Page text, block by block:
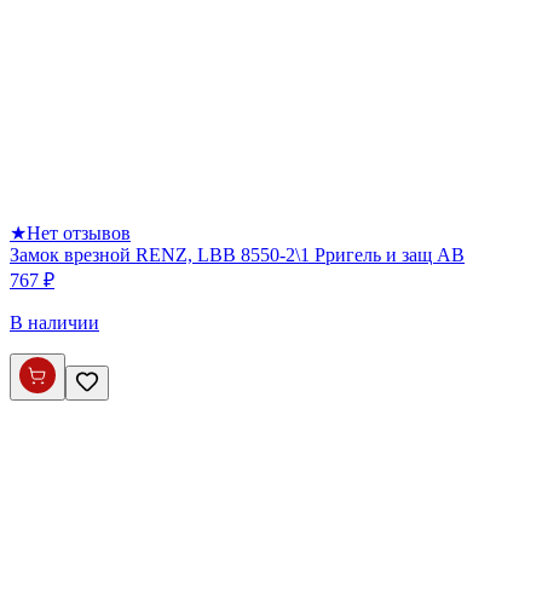
★Нет отзывов
Замок врезной RENZ, LBB 8550-2\1 Pригель и защ AB
767 ₽
В наличии